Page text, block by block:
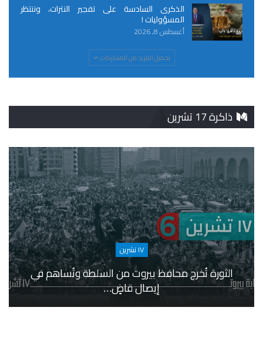
الذكرى السادسة على تفجير النترات، وننتظر
المسؤوليات !
أغسطس 8, 2026
تحميل المزيد من المشاركات
ذاكرة 17 تشرين
١٧ تشرين
الثورة تُخرج محافظ بيروت من السلطة وتُساهم في
إيصال قاضٍ…